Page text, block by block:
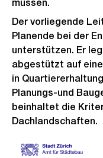
müssen.
Der vorliegende
Planende bei der
unterstützen. Er
abgestützt auf
in
Planungs-und
beinhaltet die
Dachlandschaften.